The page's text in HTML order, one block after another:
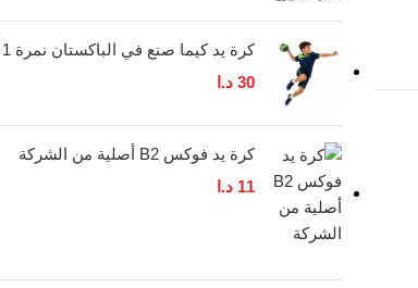
كرة يد كيما صنع في الباكستان نمرة 1
30 د.ا
كرة يد فوكس B2 أصلية من الشركة
11 د.ا